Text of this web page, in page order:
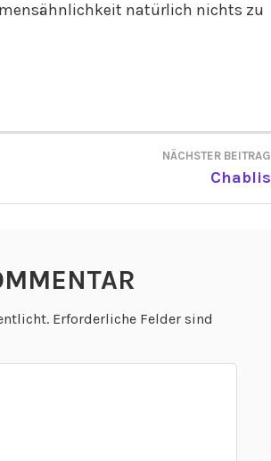
natürlich nichts zu
NÄCHSTER BEITRAG
Chablis
Erforderliche Felder sind